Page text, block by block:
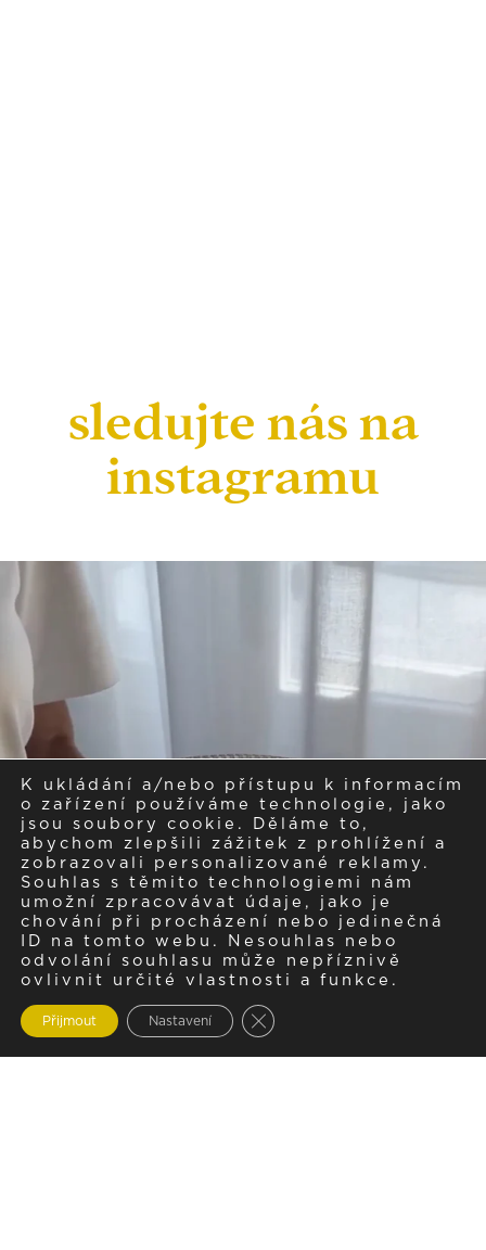
sledujte nás na
instagramu
K ukládání a/nebo přístupu k informacím
o zařízení používáme technologie, jako
jsou soubory cookie. Děláme to,
abychom zlepšili zážitek z prohlížení a
zobrazovali personalizované reklamy.
Souhlas s těmito technologiemi nám
umožní zpracovávat údaje, jako je
chování při procházení nebo jedinečná
ID na tomto webu. Nesouhlas nebo
odvolání souhlasu může nepříznivě
ovlivnit určité vlastnosti a funkce.
Přijmout Nastavení Zavřít cookie lištu GDPR